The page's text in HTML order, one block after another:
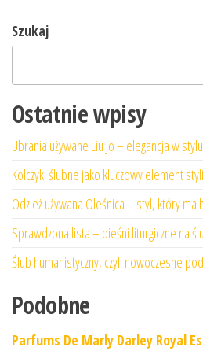
Szukaj
Ostatnie wpisy
Ubrania używane Liu Jo – elegancja w
Kolczyki ślubne jako kluczowy element
Odzież używana Oleśnica – styl, który ma
Sprawdzona lista – pieśni liturgiczne na
Ślub humanistyczny, czyli nowoczesne
Podobne
Parfums De Marly Darley Royal